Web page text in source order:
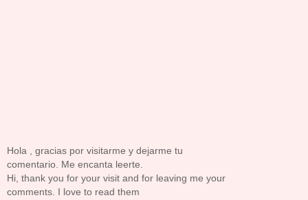
Hola , gracias por visitarme y dejarme tu
comentario. Me encanta leerte.
Hi, thank you for your visit and for leaving me your
comments. I love to read them